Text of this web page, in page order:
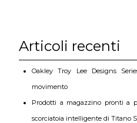
Articoli recenti
Oakley Troy Lee Designs
movimento
Prodotti a magazzino pronti a
scorciatoia intelligente di Titano